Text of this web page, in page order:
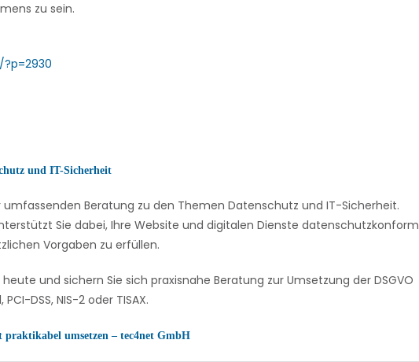
zu sein.
und IT-Sicherheit
umfassenden Beratung zu den Themen Datenschutz und IT-Sicherheit.
Sie dabei, Ihre Website und digitalen Dienste datenschutzkonform
Vorgaben zu erfüllen.
und sichern Sie sich praxisnahe Beratung zur Umsetzung der DSGVO
DSS, NIS-2 oder TISAX.
praktikabel umsetzen – tec4net GmbH